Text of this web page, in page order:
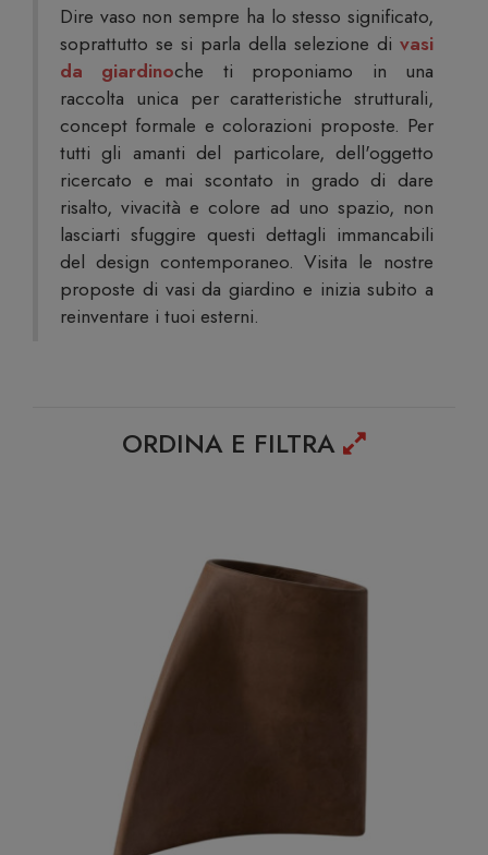
Dire vaso non sempre ha lo stesso significato,
soprattutto se si parla della selezione di vasi
da giardinoche ti proponiamo in una
raccolta unica per caratteristiche strutturali,
concept formale e colorazioni proposte. Per
tutti gli amanti del particolare, dell'oggetto
ricercato e mai scontato in grado di dare
risalto, vivacità e colore ad uno spazio, non
lasciarti sfuggire questi dettagli immancabili
del design contemporaneo. Visita le nostre
proposte di vasi da giardino e inizia subito a
reinventare i tuoi esterni.
ORDINA E FILTRA